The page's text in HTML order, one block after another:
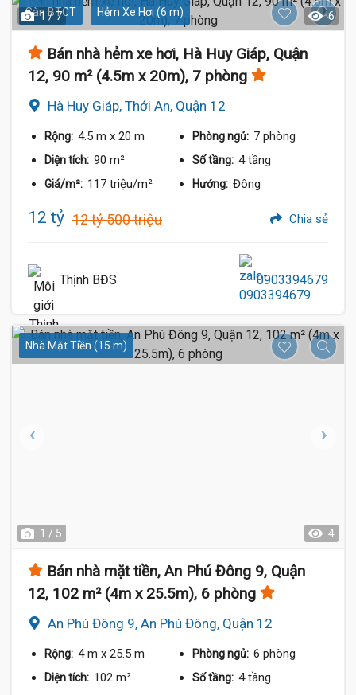
Sàn BTCT Hẻm Xe Hơi (6 m)
1 / 7 6
Bán nhà hẻm xe hơi, Hà Huy Giáp, Quận
12, 90 m² (4.5m x 20m), 7 phòng
Hà Huy Giáp, Thới An, Quận 12
Rộng: 4.5 m x 20 m Phòng ngủ: 7 phòng
Diện tích: 90 m² Số tầng: 4 tầng
Giá/m²: 117 triệu/m² Hướng: Đông
12 tỷ 12 tỷ 500 triệu Chia sẻ
Thịnh BĐS 0903394679
Nhà Mặt Tiền (15 m)
1 / 5 4
Bán nhà mặt tiền, An Phú Đông 9, Quận
12, 102 m² (4m x 25.5m), 6 phòng
An Phú Đông 9, An Phú Đông, Quận 12
Rộng: 4 m x 25.5 m Phòng ngủ: 6 phòng
Diện tích: 102 m² Số tầng: 4 tầng